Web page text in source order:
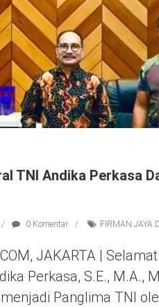
TNI Andika Perkasa
0 Komentar FIRMAN JAYA
JAKARTA |
Perkasa, S.E., M.A.,
Panglima TNI